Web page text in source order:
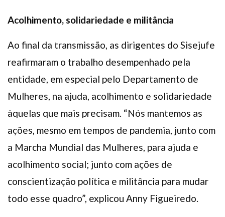
Acolhimento, solidariedade e militância
Ao final da transmissão, as dirigentes do Sisejufe
reafirmaram o trabalho desempenhado pela
entidade, em especial pelo Departamento de
Mulheres, na ajuda, acolhimento e solidariedade
àquelas que mais precisam. “Nós mantemos as
ações, mesmo em tempos de pandemia, junto com
a Marcha Mundial das Mulheres, para ajuda e
acolhimento social; junto com ações de
conscientização política e militância para mudar
todo esse quadro”, explicou Anny Figueiredo.